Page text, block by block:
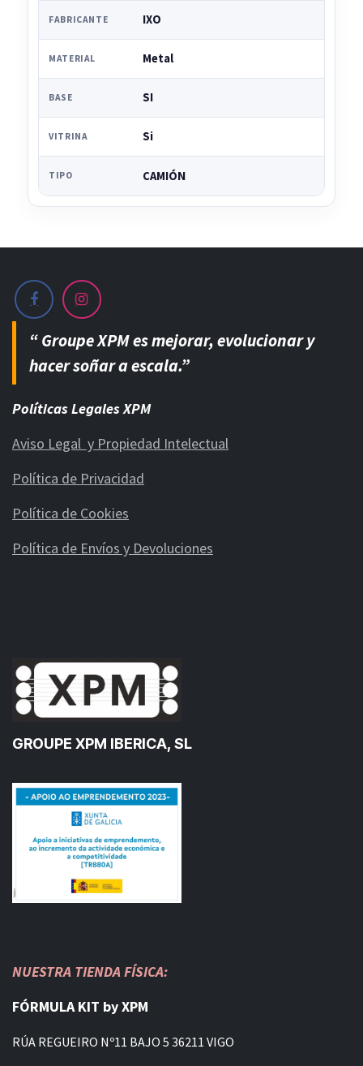
FABRICANTE IXO
MATERIAL Metal
BASE SI
VITRINA Si
TIPO CAMIÓN
“ Groupe XPM es mejorar, evolucionar y
hacer soñar a escala.”
Políticas Legales XPM
Aviso Legal y Propiedad Intelectual
Política de Privacidad
Política de Cookies
Política de Envíos y Devoluciones
GROUPE XPM IBERICA, SL
NUESTRA TIENDA FÍSICA:
FÓRMULA KIT by XPM
RÚA REGUEIRO Nº11 BAJO 5 36211 VIGO